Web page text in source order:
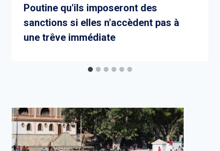
Poutine qu'ils imposeront des
sanctions si elles n'accèdent pas à
une trêve immédiate